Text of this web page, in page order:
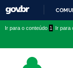
conteúdo
menu
superior
menu
Ir para o conteúdo 1 Ir para